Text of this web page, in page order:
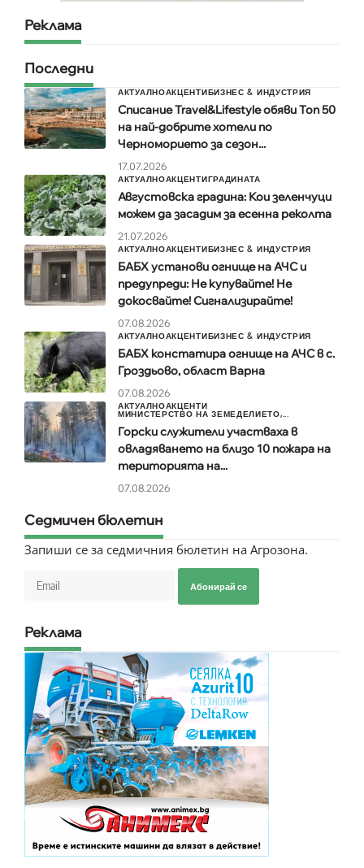
Реклама
Последни
АКТУАЛНОАКЦЕНТИБИЗНЕС & ИНДУСТРИЯ
Списание Travel&Lifestyle обяви Топ 50
на най-добрите хотели по
Черноморието за сезон...
17.07.2026
АКТУАЛНОАКЦЕНТИГРАДИНАТА
Августовска градина: Кои зеленчуци
можем да засадим за есенна реколта
21.07.2026
АКТУАЛНОАКЦЕНТИБИЗНЕС & ИНДУСТРИЯ
БАБХ установи огнище на АЧС и
предупреди: Не купувайте! Не
докосвайте! Сигнализирайте!
07.08.2026
АКТУАЛНОАКЦЕНТИБИЗНЕС & ИНДУСТРИЯ
БАБХ констатира огнище на АЧС в с.
Гроздьово, област Варна
07.08.2026
АКТУАЛНОАКЦЕНТИ
МИНИСТЕРСТВО НА ЗЕМЕДЕЛИЕТО,...
Горски служители участваха в
овладяването на близо 10 пожара на
територията на...
07.08.2026
Седмичен бюлетин
Запиши се за седмичния бюлетин на Агрозона.
Абонирай се
Реклама